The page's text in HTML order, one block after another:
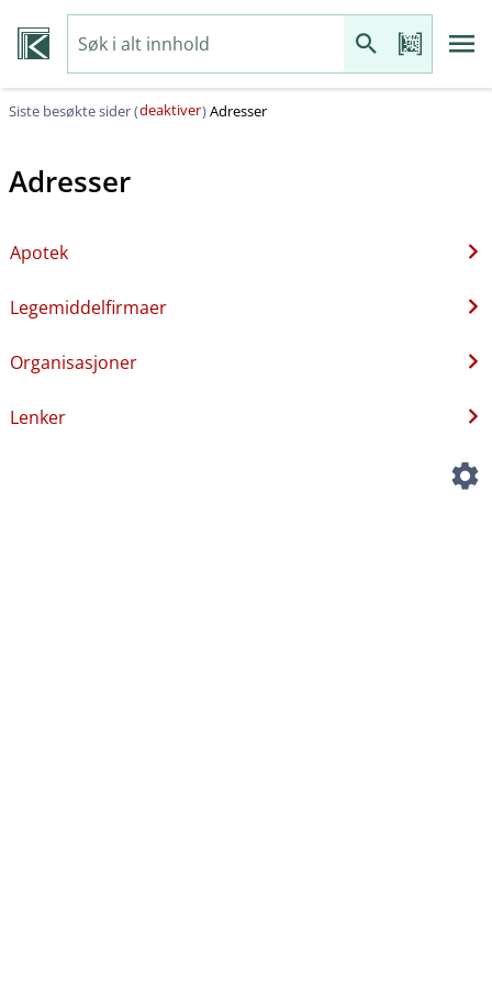
Siste besøkte sider (deaktiver)Adresser
Adresser
Apotek
Legemiddelfirmaer
Organisasjoner
Lenker